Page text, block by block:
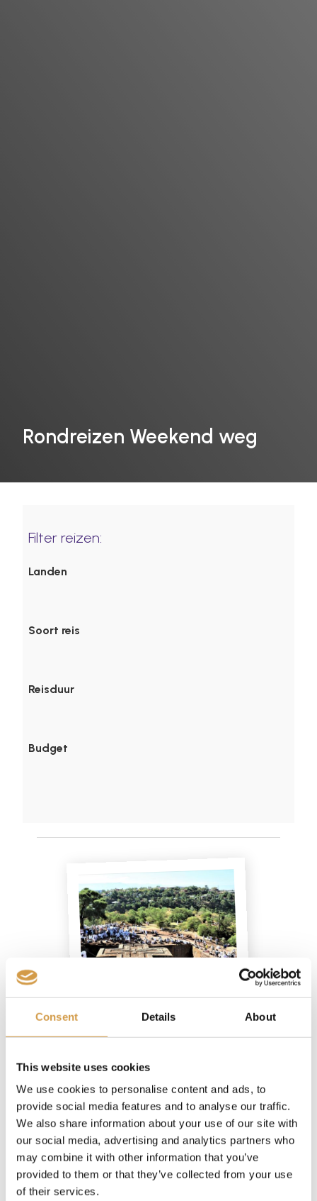
Consent Details About
This website uses cookies
We use cookies to personalise content and ads, to
provide social media features and to analyse our traffic.
We also share information about your use of our site with
our social media, advertising and analytics partners who
may combine it with other information that you’ve
provided to them or that they’ve collected from your use
of their services.
Rondreizen Weekend weg
Filter reizen:
Landen
Soort reis
Reisduur
Budget
Met Never Stop Travelling ontdek je de
wereld… slok voor slok. Bij Never Stop
Travelling weten we dat de beste
reisverhalen vaak beginnen met een kop
koffie. Koffie is geen simpel drankje, het is
een poort naar de cultuur, de
geschiedenis en de ziel van een land. Wij
nemen je mee naar de plekken waar […]